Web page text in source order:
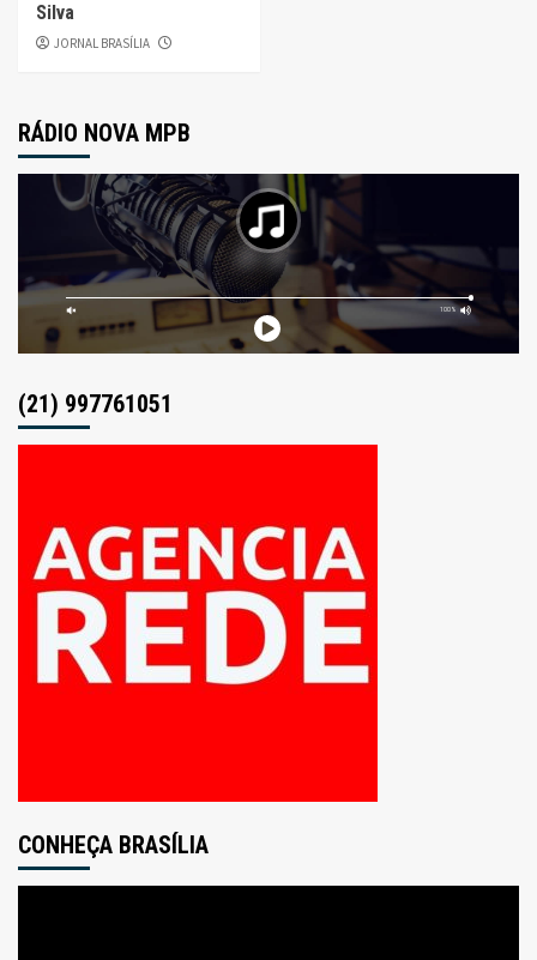
Silva
JORNAL BRASÍLIA
RÁDIO NOVA MPB
(21) 997761051
CONHEÇA BRASÍLIA